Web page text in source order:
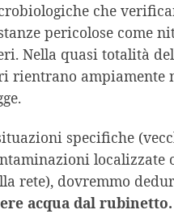
che
pericolose come
Nella quasi totalità
rientrano ampiamente
specifiche
localizzate
rete), dovremmo
acqua dal rubinetto.